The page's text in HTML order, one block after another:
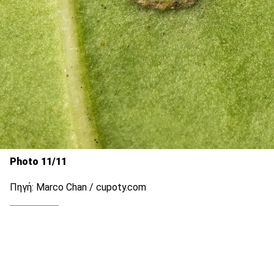
Photo 11/11
Πηγή: Marco Chan / cupoty.com